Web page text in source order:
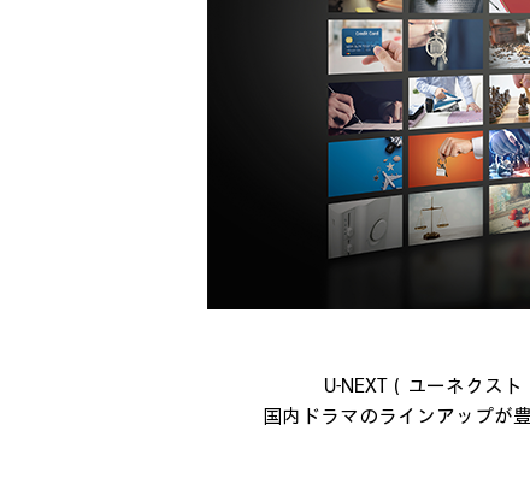
U-NEXT（ユーネクス
国内ドラマのラインアップが